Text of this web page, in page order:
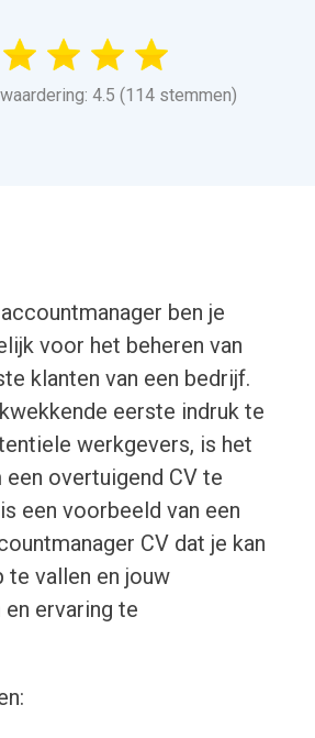
4.5 (114 stemmen)
ben je
voor het beheren van
klanten van een bedrijf.
eerste indruk te
werkgevers, is het
een overtuigend CV te
een voorbeeld van een
CV dat je kan
te vallen en jouw
ervaring te